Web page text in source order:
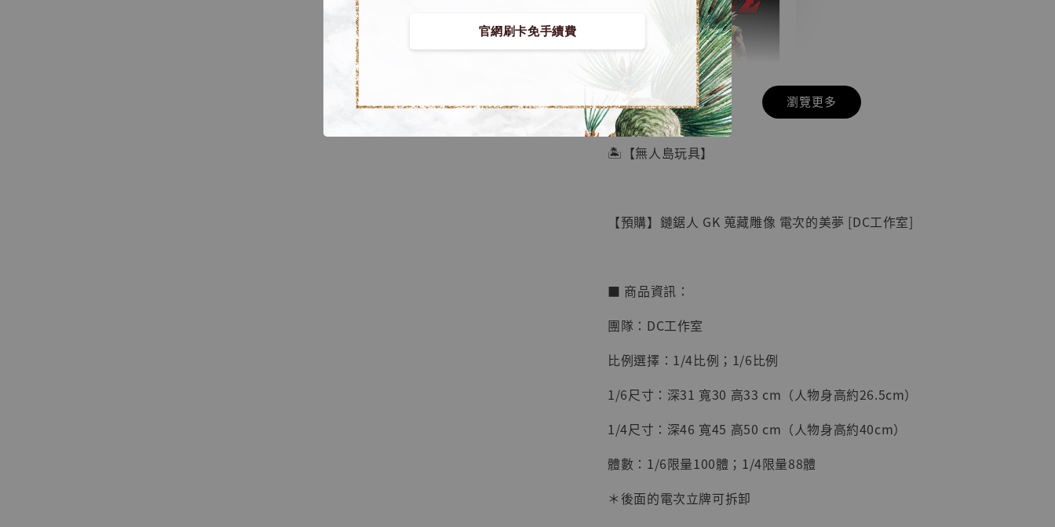
官網刷卡免手續費
【店內現貨】七龍珠
系列蒐藏雕像 悟空
NT$ 4,280
- +
加入購物車
瀏覽更多
🏝【無人島玩具】
【預購】鏈鋸人 GK 蒐藏雕像 電次的美夢 [DC工作室]
■ 商品資訊：
團隊：DC工作室
比例選擇：1/4比例；1/6比例
1/6尺寸：深31 寬30 高33 cm（人物身高約26.5cm）
1/4尺寸：深46 寬45 高50 cm（人物身高約40cm）
體數：1/6限量100體；1/4限量88體
＊後面的電次立牌可拆卸